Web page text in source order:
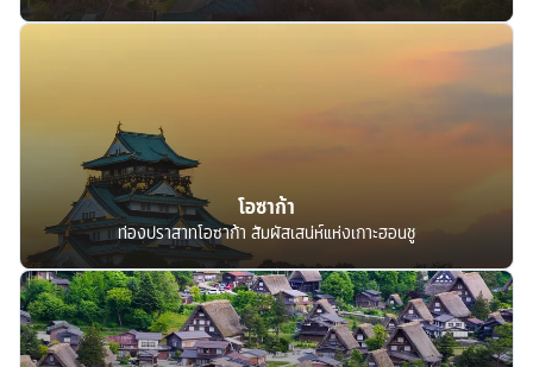
โอซาก้า
ท่องปราสาทโอซาก้า สัมผัสเสน่ห์แห่งเกาะฮอนชู